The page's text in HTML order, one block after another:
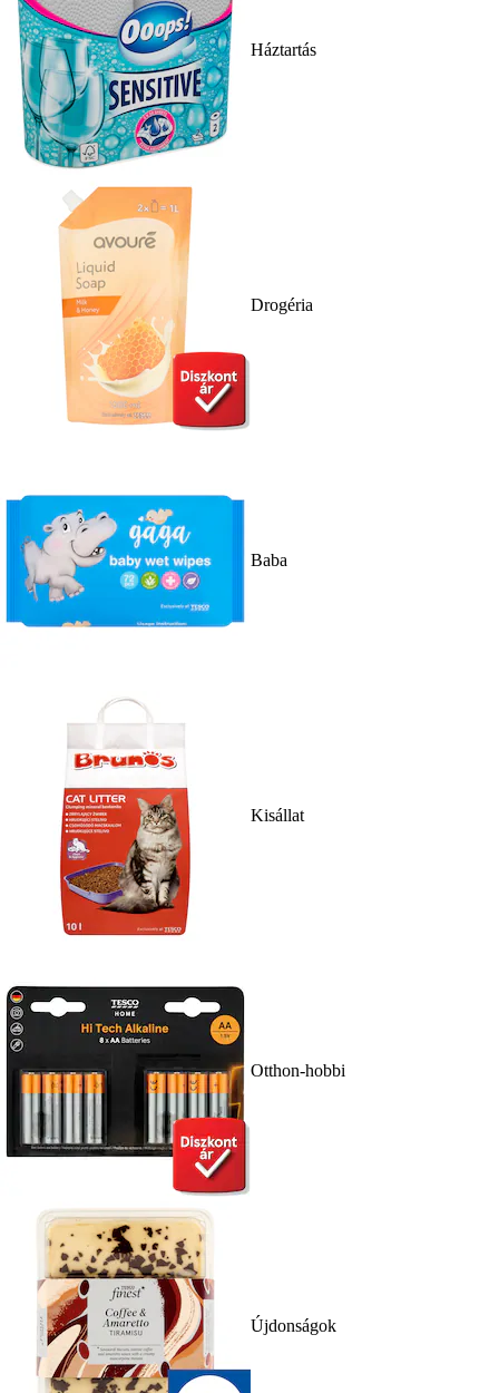
Háztartás
Drogéria
Baba
Kisállat
Otthon-hobbi
Újdonságok